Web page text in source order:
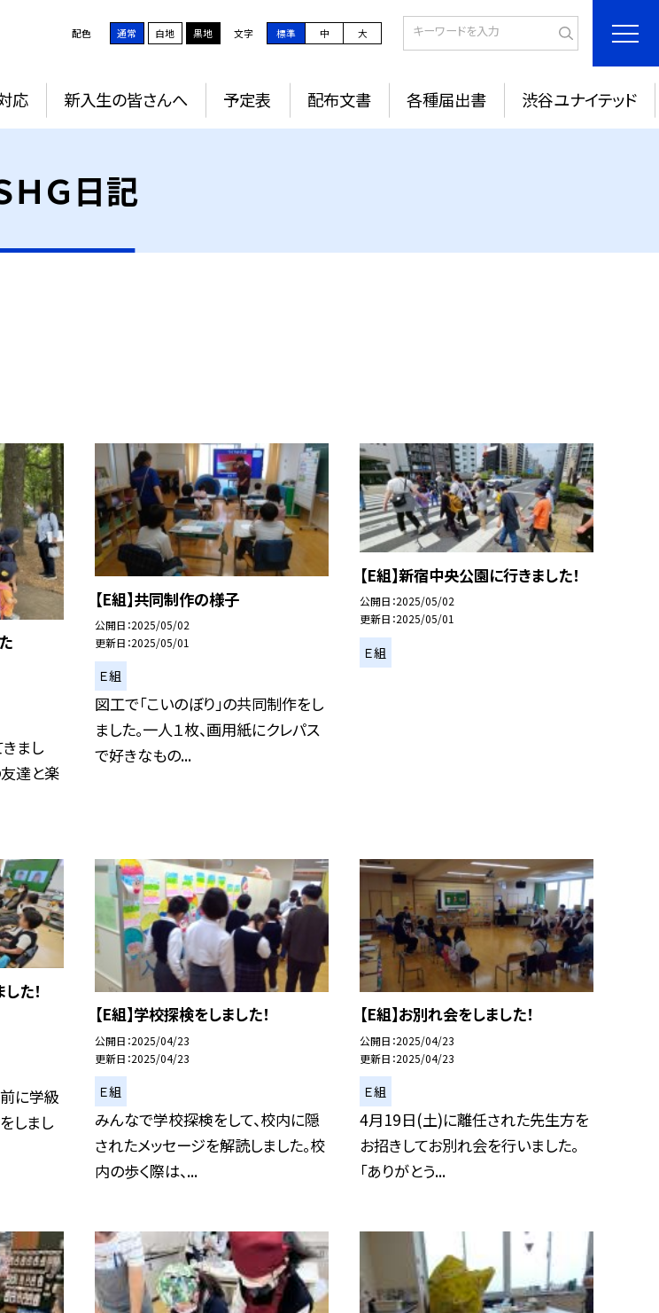
配色 通常 白地 黒地 文字 標準 中 大
応 新入生の皆さんへ 予定表 配布文書 各種届出書 渋谷ユナイテッド
ＨＧ日記
まし
達と楽
【E組】共同制作の様子
公開日 2025/05/02
更新日 2025/05/01
Ｅ組
図工で「こいのぼり」の共同制作をし
ました。一人１枚、画用紙にクレパス
で好きなもの...
【E組】新宿中央公園に行きました！
公開日 2025/05/02
更新日 2025/05/01
Ｅ組
た！
に学級
しまし
【E組】学校探検をしました！
公開日 2025/04/23
更新日 2025/04/23
Ｅ組
みんなで学校探検をして、校内に隠
されたメッセージを解読しました。校
内の歩く際は、...
【E組】お別れ会をしました！
公開日 2025/04/23
更新日 2025/04/23
Ｅ組
4月19日(土)に離任された先生方を
お招きしてお別れ会を行いました。
「ありがとう...